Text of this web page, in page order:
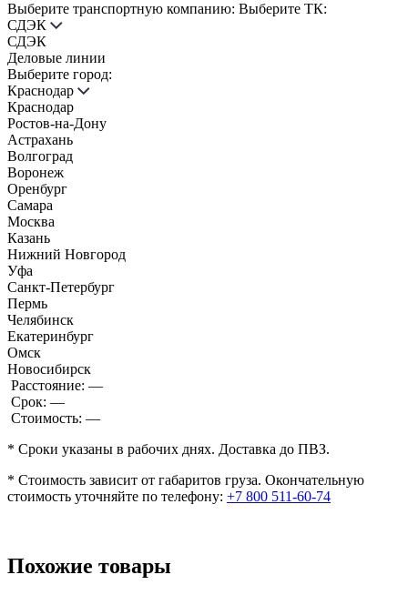
Выберите транспортную компанию: Выберите ТК:
СДЭК
СДЭК
Деловые линии
Выберите город:
Краснодар
Краснодар
Ростов-на-Дону
Астрахань
Волгоград
Воронеж
Оренбург
Самара
Москва
Казань
Нижний Новгород
Уфа
Санкт-Петербург
Пермь
Челябинск
Екатеринбург
Омск
Новосибирск
Расстояние: —
Срок: —
Стоимость: —
* Сроки указаны в рабочих днях. Доставка до ПВЗ.
* Стоимость зависит от габаритов груза. Окончательную
стоимость уточняйте по телефону: +7 800 511-60-74
Похожие товары